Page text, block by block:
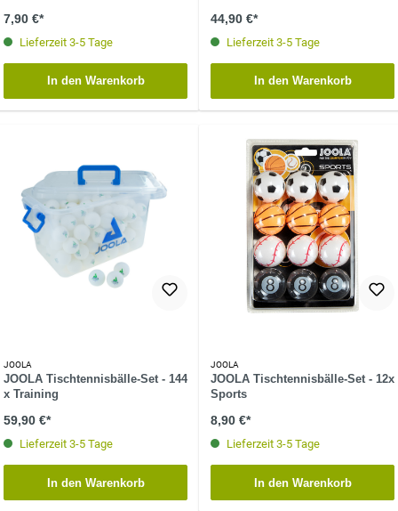
7,90 €*
Lieferzeit 3-5 Tage
In den Warenkorb
44,90 €*
Lieferzeit 3-5 Tage
In den Warenkorb
JOOLA
JOOLA Tischtennisbälle-Set - 144
x Training
59,90 €*
Lieferzeit 3-5 Tage
In den Warenkorb
JOOLA
JOOLA Tischtennisbälle-Set - 12x
Sports
8,90 €*
Lieferzeit 3-5 Tage
In den Warenkorb